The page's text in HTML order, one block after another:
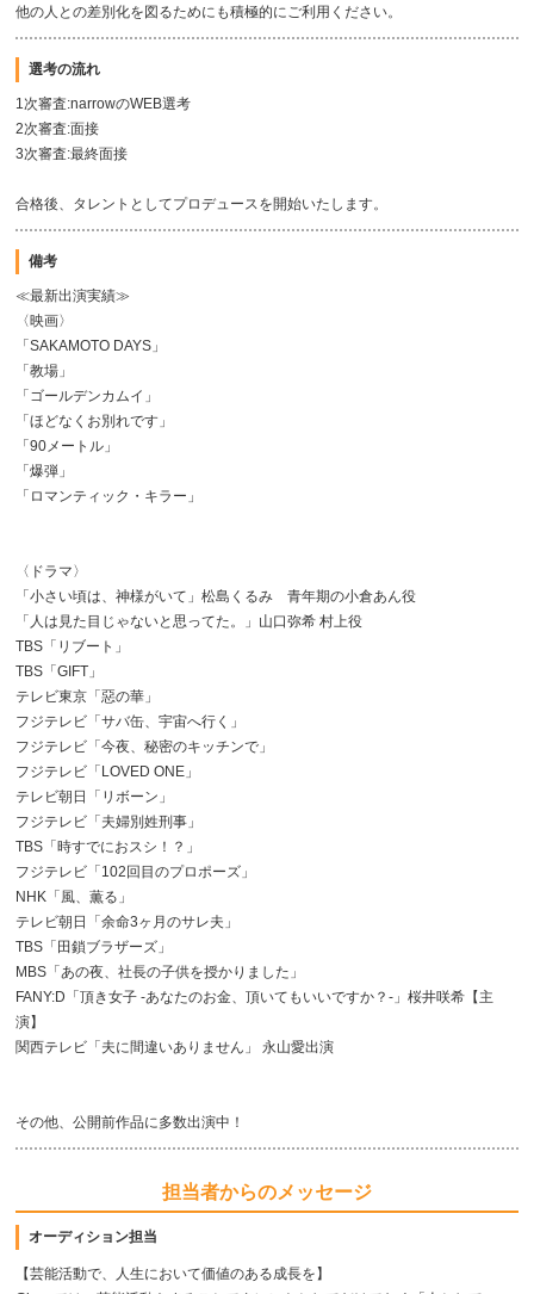
他の人との差別化を図るためにも積極的にご利用ください。
選考の流れ
1次審査:narrowのWEB選考
2次審査:面接
3次審査:最終面接
合格後、タレントとしてプロデュースを開始いたします。
備考
≪最新出演実績≫
〈映画〉
「SAKAMOTO DAYS」
「教場」
「ゴールデンカムイ」
「ほどなくお別れです」
「90メートル」
「爆弾」
「ロマンティック・キラー」
〈ドラマ〉
「小さい頃は、神様がいて」松島くるみ 青年期の小倉あん役
「人は見た目じゃないと思ってた。」山口弥希 村上役
TBS「リブート」
TBS「GIFT」
テレビ東京「惡の華」
フジテレビ「サバ缶、宇宙へ行く」
フジテレビ「今夜、秘密のキッチンで」
フジテレビ「LOVED ONE」
テレビ朝日「リボーン」
フジテレビ「夫婦別姓刑事」
TBS「時すでにおスシ！？」
フジテレビ「102回目のプロポーズ」
NHK「風、薫る」
テレビ朝日「余命3ヶ月のサレ夫」
TBS「田鎖ブラザーズ」
MBS「あの夜、社長の子供を授かりました」
FANY:D「頂き女子 -あなたのお金、頂いてもいいですか？-」桜井咲希【主
演】
関西テレビ「夫に間違いありません」 永山愛出演
その他、公開前作品に多数出演中！
担当者からのメッセージ
オーディション担当
【芸能活動で、人生において価値のある成長を】